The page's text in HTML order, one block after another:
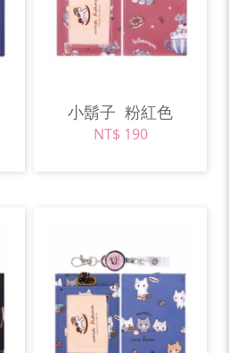
小鬍子 粉紅色
NT$ 190